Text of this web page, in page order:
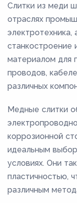
Слитки из меди
отраслях
электротехника,
станкостроение
материалом для
проводов,
различных
Медные слитки
коррозионной
идеальным
условиях. Они
пластичностью,
различным